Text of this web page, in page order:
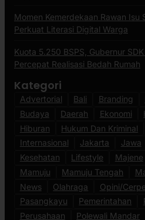
Momen Kemerdekaan Rawan Isu
Perkuat Literasi Digital Warga
Kuota 5.250 BSPS, Gubernur
Percepat Realisasi Bedah Rumah
Kategori
Advertorial Bali Branding
Budaya
Daerah Ekonomi
Hiburan
Hukum Dan Kriminal
Internasional
Jakarta Jawa
Kesehatan
Lifestyle Majene
Mamuju
Mamuju Tengah
News
Olahraga Opini/
Pasangkayu
Pemerintahan
Perusahaan
Polewali Mandar